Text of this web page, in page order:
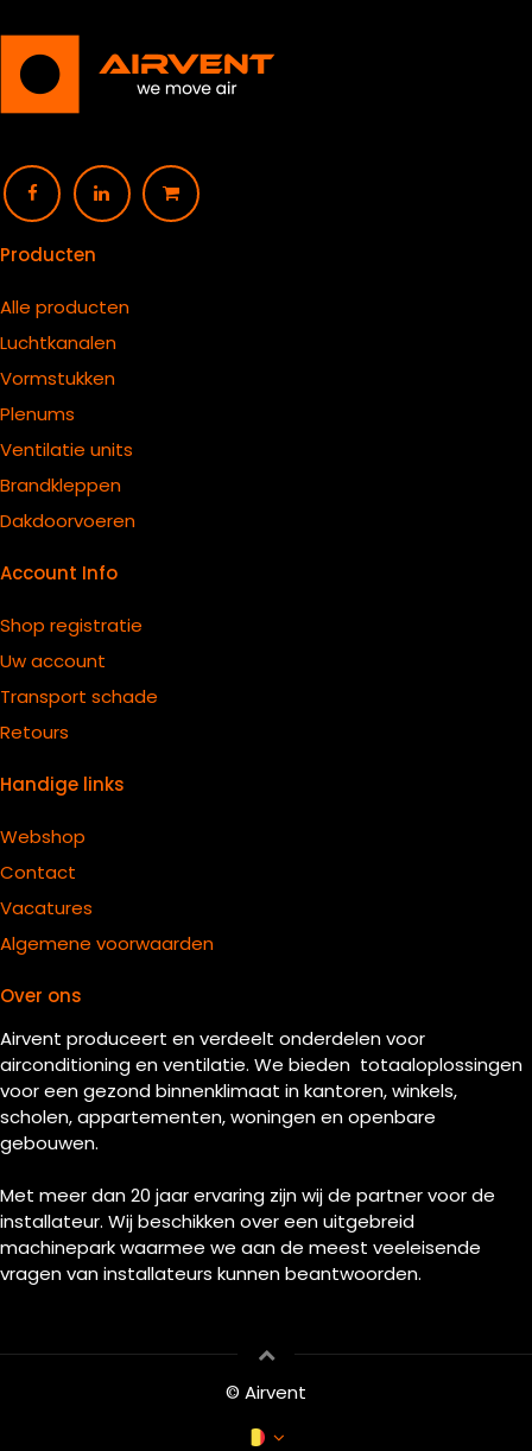
Producten
Alle producten
Luchtkanalen
Vormstukken
Plenums
Ventilatie units
Brandkleppen
Dakdoorvoeren
Account Info
Shop registratie
Uw account
Transport schade
Retours
Handige links
Webshop
Contact
Vacatures
Algemene voorwaarden
Over ons
Airvent produceert en verdeelt onderdelen voor
airconditioning en ventilatie. We bieden totaaloplossingen
voor een gezond binnenklimaat in kantoren, winkels,
scholen, appartementen, woningen en openbare
gebouwen.
Met meer dan 20 jaar ervaring zijn wij de partner voor de
installateur. Wij beschikken over een uitgebreid
machinepark waarmee we aan de meest veeleisende
vragen van installateurs kunnen beantwoorden.
© Airvent